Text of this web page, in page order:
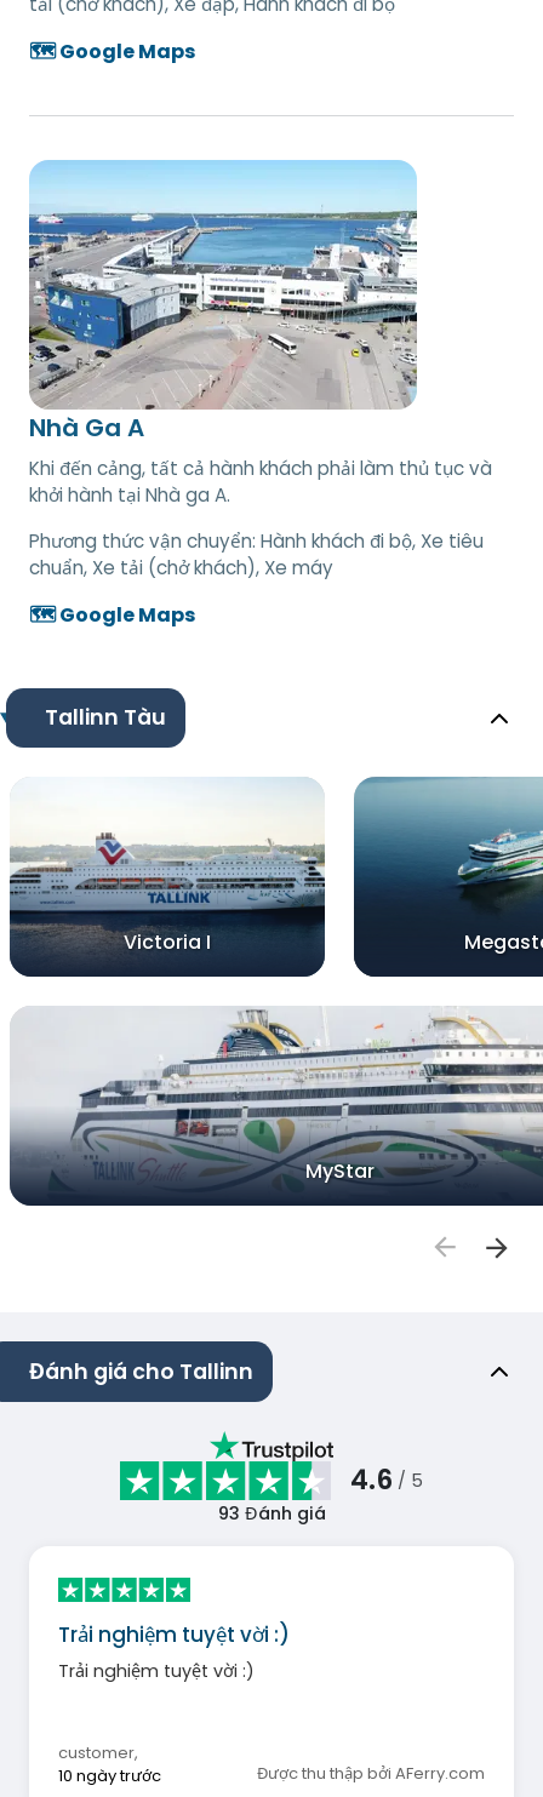
🗺️ Google Maps
Nhà Ga A
Khi đến cảng, tất cả hành khách phải làm thủ tục và
khởi hành tại Nhà ga A.
Phương thức vận chuyển: Hành khách đi bộ, Xe tiêu
chuẩn, Xe tải (chở khách), Xe máy
🗺️ Google Maps
Tallinn Tàu
Victoria I
MyStar
Đánh giá cho Tallinn
4.6 / 5
93 Đánh giá
Trải nghiệm tuyệt vời :)
Trải nghiệm tuyệt vời :)
customer,
10 ngày trước
Được thu thập bởi AFerry.com